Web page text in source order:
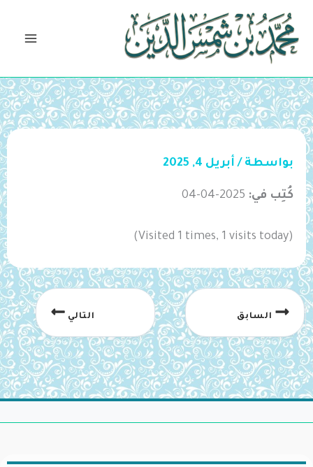
تخطي
المحتوى
بواسطة / أبريل 4, 2025
كُتِب في: 2025-04-04
(Visited 1 times, 1 visits today)
السابق التالي